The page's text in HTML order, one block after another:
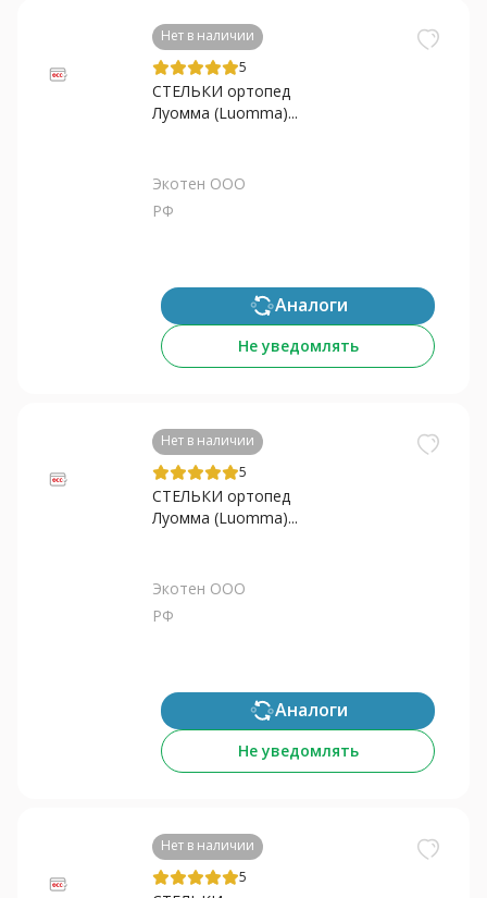
Нет в наличии
5
СТЕЛЬКИ ортопед
Луомма (Luomma)...
Экотен ООО
РФ
Аналоги
Не уведомлять
Нет в наличии
5
СТЕЛЬКИ ортопед
Луомма (Luomma)...
Экотен ООО
РФ
Аналоги
Не уведомлять
Нет в наличии
5